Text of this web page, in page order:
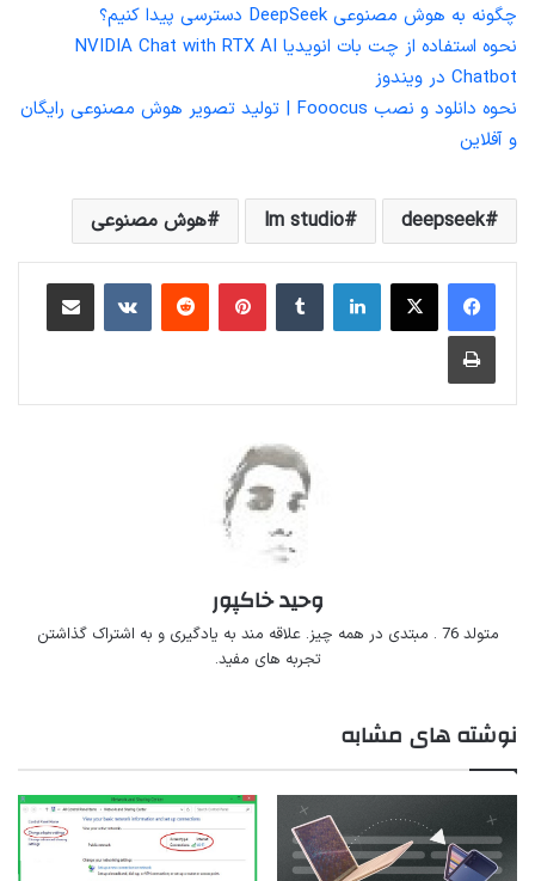
چگونه به هوش مصنوعی DeepSeek دسترسی پیدا کنیم؟
نحوه استفاده از چت بات انویدیا NVIDIA Chat with RTX AI
Chatbot در ویندوز
نحوه دانلود و نصب Fooocus | تولید تصویر هوش مصنوعی رایگان
و آفلاین
deepseek
lm studio هوش مصنوعی
لینکداینتامبلر پینتریستReddit
VKontakteاشتراک گذاری با ایمیل
چاپ
وحید خاکپور
متولد 76 . مبتدی در همه چیز. علاقه مند به یادگیری و به اشتراک گذاشتن
تجربه های مفید.
نوشته های مشابه